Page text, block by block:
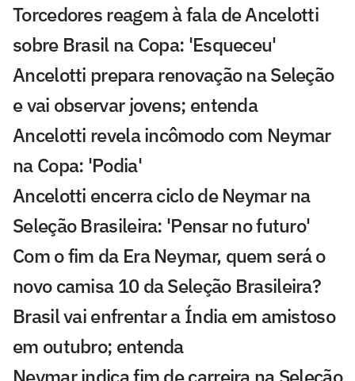
Torcedores reagem à fala de Ancelotti
sobre Brasil na Copa: 'Esqueceu'
Ancelotti prepara renovação na Seleção
e vai observar jovens; entenda
Ancelotti revela incômodo com Neymar
na Copa: 'Podia'
Ancelotti encerra ciclo de Neymar na
Seleção Brasileira: 'Pensar no futuro'
Com o fim da Era Neymar, quem será o
novo camisa 10 da Seleção Brasileira?
Brasil vai enfrentar a Índia em amistoso
em outubro; entenda